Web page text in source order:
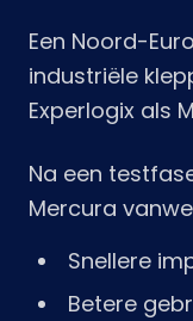
Een Noord-
industriële
Experlogix als
Na een
Mercura
Snellere
Betere